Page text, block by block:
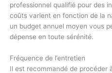
professionnel qualifié pour des
coûts varient en fonction de la
un budget annuel moyen vous
dépense en toute sérénité.
Fréquence de l’entretien
Il est recommandé de procéder